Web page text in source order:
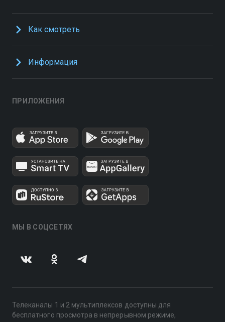
Как смотреть
Информация
ПРИЛОЖЕНИЯ
МЫ В СОЦСЕТЯХ
Телеканалы 1 и 2 мультиплексов доступны для
бесплатного просмотра в непрерывном режиме,